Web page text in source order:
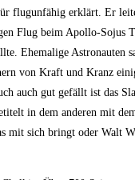
flugunfähig erklärt. Er
Flug beim Apollo-
Ehemalige Astronauten
von Kraft und Kranz
auch gut gefällt ist das
in dem anderen mit
mit sich bringt oder Walt